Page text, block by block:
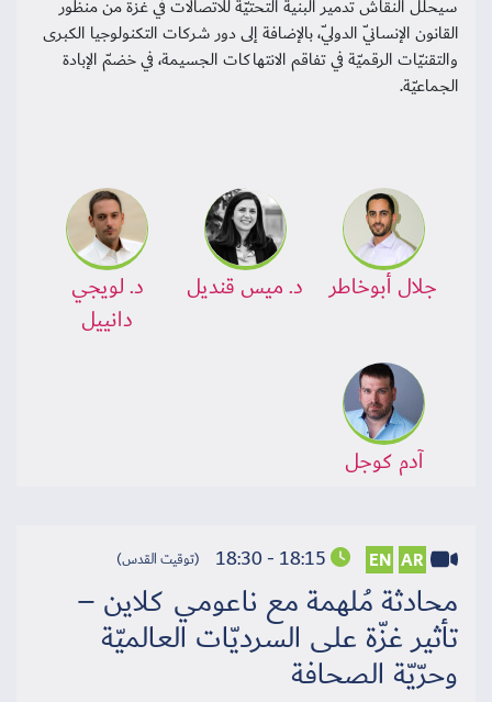
سيحلّل النقاش تدمير البنية التحتيّة للاتّصالات في غزّة من منظور
القانون الإنسانيّ الدوليّ، بالإضافة إلى دور شركات التكنولوجيا الكبرى
والتقنيّات الرقميّة في تفاقم الانتهاكات الجسيمة، في خضمّ الإبادة
الجماعيّة.
جلال أبوخاطر د. ميس قنديل
د. لويجي
دانييل
آدم كوجل
AR
EN
18:15 - 18:30 (توقيت القدس)
محادثة مُلهمة مع ناعومي كلاين –
تأثير غزّة على السرديّات العالميّة
وحرّيّة الصحافة